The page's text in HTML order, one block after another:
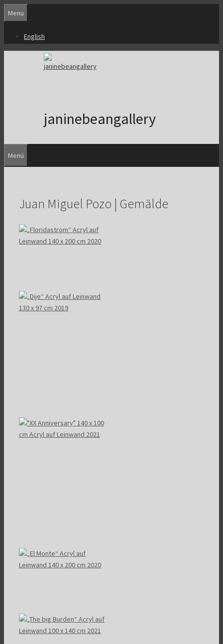
Zum
Inhalt
Menu
English
janinebeangallery
Menü
Juan Miguel Pozo | Gemälde